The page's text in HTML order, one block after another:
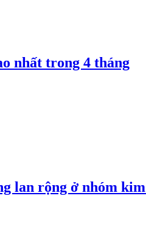
nhất trong 4 tháng
lan rộng ở nhóm